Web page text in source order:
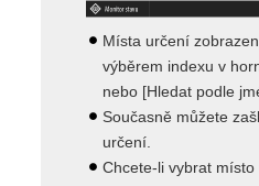
Místa určení
výběrem indexu v
nebo [Hledat podle
Současně můžete
určení.
Chcete-li vybrat